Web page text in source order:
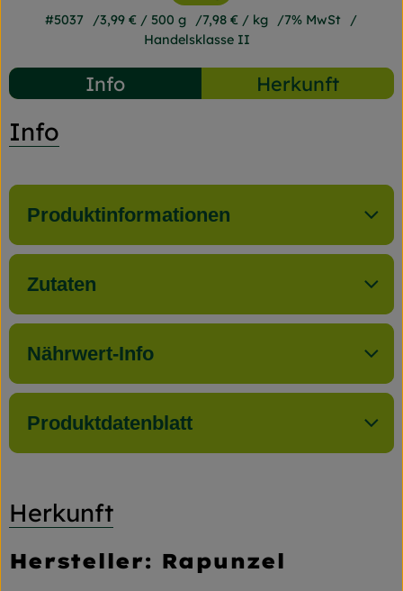
#5037 3,99 € / 500 g 7,98 € / kg
7% MwSt
Handelsklasse II
Info Herkunft
Info
Produktinformationen
Zutaten
Nährwert-Info
Produktdatenblatt
Herkunft
Hersteller: Rapunzel